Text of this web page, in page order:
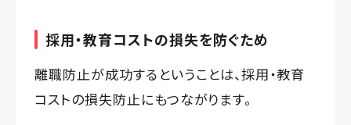
採用・教育コストの損失を防ぐため
離職防止が成功するということは、採用・教育
コストの損失防止にもつながります。